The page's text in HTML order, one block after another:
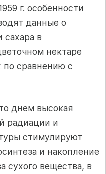
г. особенности
данные о
в
нектаре
по сравнению с
днем высокая
радиации и
стимулируют
и накопление
сухого вещества, в